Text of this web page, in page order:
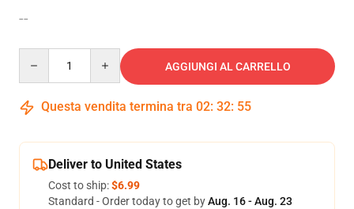
--
AGGIUNGI AL CARRELLO
Questa vendita termina tra 02: 32: 54
Deliver to United States
Cost to ship:$6.99
Standard - Order today to get byAug. 16 - Aug. 23